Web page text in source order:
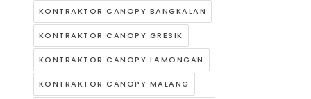
KONTRAKTOR CANOPY BANGKALAN
KONTRAKTOR CANOPY GRESIK
KONTRAKTOR CANOPY LAMONGAN
KONTRAKTOR CANOPY MALANG